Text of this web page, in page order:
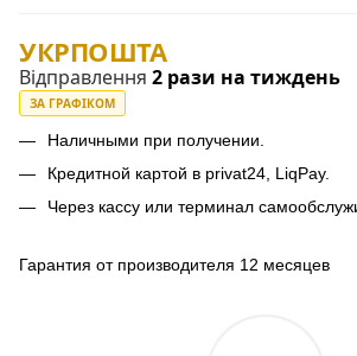
УКРПОШТА
Відправлення 2 рази на тиждень
ЗА ГРАФІКОМ
Наличными при получении.
Кредитной картой в privat24, LiqPay.
Через кассу или терминал
Гарантия от производителя 12 месяцев